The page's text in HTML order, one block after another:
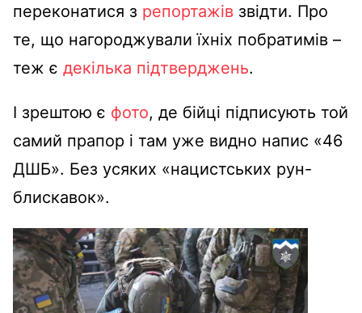
переконатися з репортажів звідти. Про
те, що нагороджували їхніх побратимів –
теж є декілька підтверджень.
І зрештою є фото, де бійці підписують той
самий прапор і там уже видно напис «46
ДШБ». Без усяких «нацистських рун-
блискавок».